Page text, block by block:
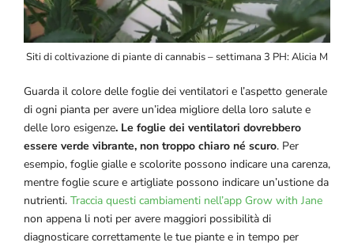
Siti di coltivazione di piante di cannabis – settimana 3 PH: Alicia M
Guarda il colore delle foglie dei ventilatori e l’aspetto generale
di ogni pianta per avere un’idea migliore della loro salute e
delle loro esigenze. Le foglie dei ventilatori dovrebbero
essere verde vibrante, non troppo chiaro né scuro. Per
esempio, foglie gialle e scolorite possono indicare una carenza,
mentre foglie scure e artigliate possono indicare un’ustione da
nutrienti. Traccia questi cambiamenti nell’app Grow with Jane
non appena li noti per avere maggiori possibilità di
diagnosticare correttamente le tue piante e in tempo per